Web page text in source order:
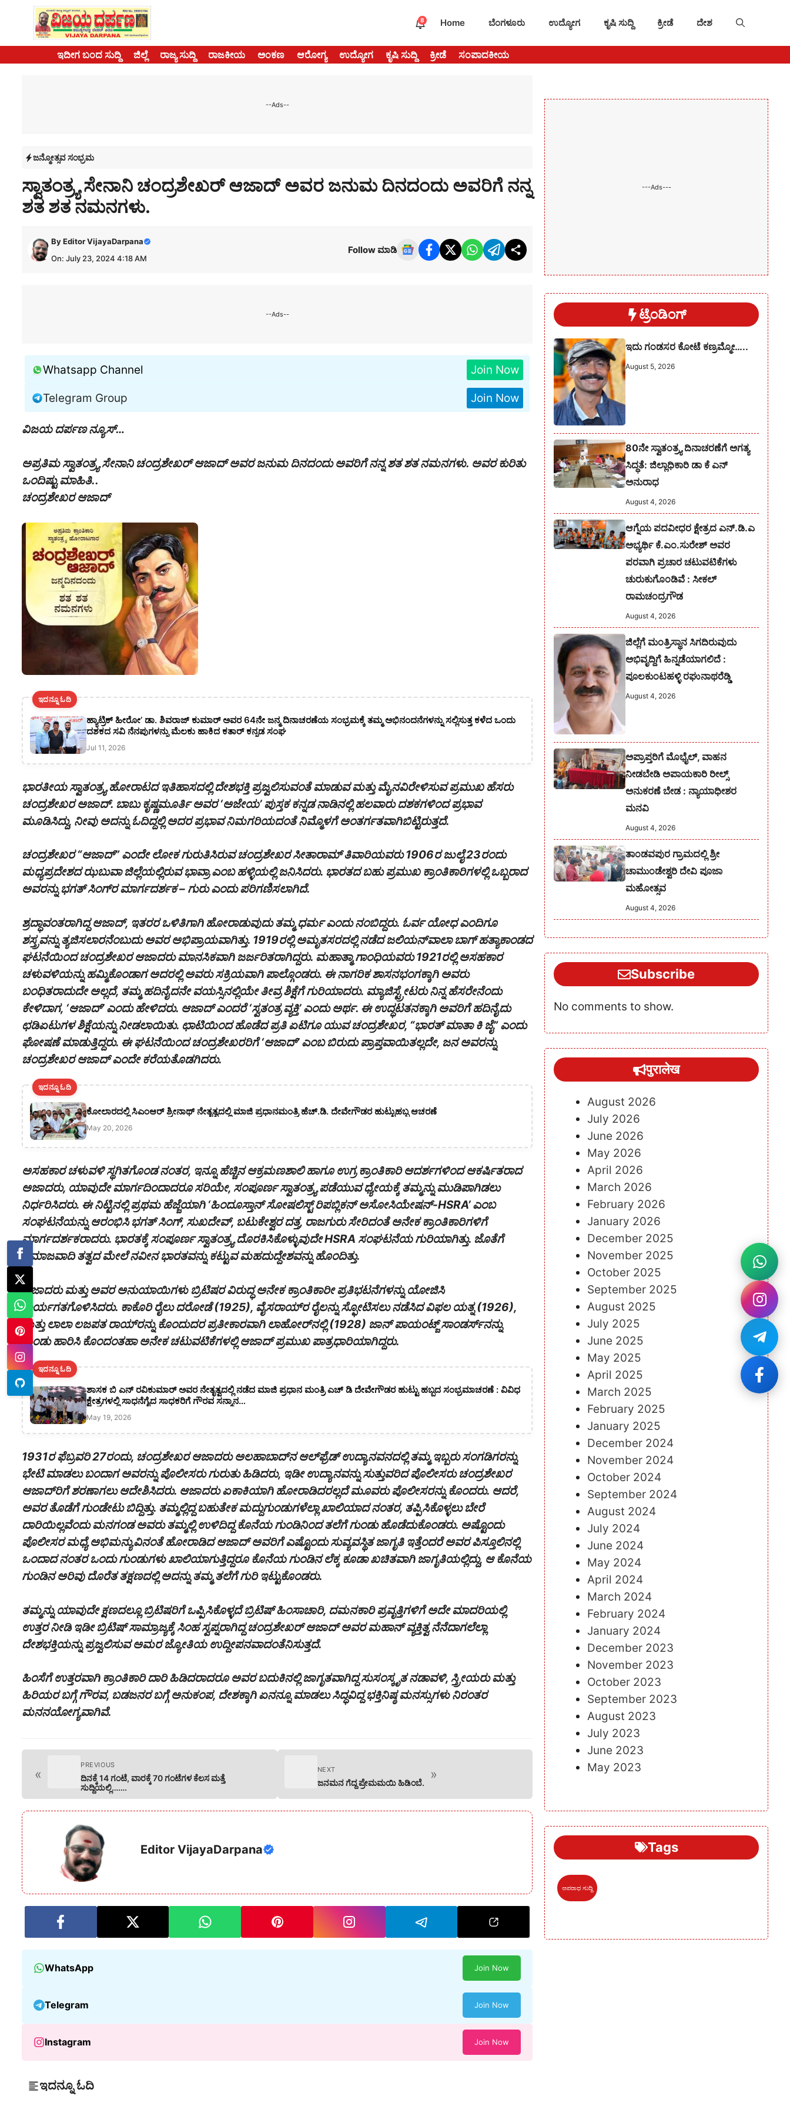
content
8 Home ಬೆಂಗಳೂರು ಉದ್ಯೋಗ ಕೃಷಿ ಸುದ್ದಿ ಕ್ರೀಡೆ ದೇಶ
ಇದೀಗ ಬಂದ ಸುದ್ದಿ ಜಿಲ್ಲೆ ರಾಜ್ಯ ಸುದ್ದಿ ರಾಜಕೀಯ ಅಂಕಣ ಆರೋಗ್ಯ ಉದ್ಯೋಗ ಕೃಷಿ ಸುದ್ದಿ ಕ್ರೀಡೆ ಸಂಪಾದಕೀಯ
--Ads--
ಜನ್ಮೋತ್ಸವ ಸಂಭ್ರಮ
ಸ್ವಾತಂತ್ರ್ಯ ಸೇನಾನಿ ಚಂದ್ರಶೇಖರ್ ಆಜಾದ್ ಅವರ ಜನುಮ ದಿನದಂದು ಅವರಿಗೆ ನನ್ನ
ಶತ ಶತ ನಮನಗಳು.
ByEditor VijayaDarpana
On: July 23, 2024 4:18 AM
Follow ಮಾಡಿ
--Ads--
Whatsapp Channel Join Now
Telegram Group Join Now
ವಿಜಯ ದರ್ಪಣ ನ್ಯೂಸ್…
ಅಪ್ರತಿಮ ಸ್ವಾತಂತ್ರ್ಯ ಸೇನಾನಿ ಚಂದ್ರಶೇಖರ್ ಆಜಾದ್ ಅವರ ಜನುಮ ದಿನದಂದು ಅವರಿಗೆ ನನ್ನ ಶತ ಶತ ನಮನಗಳು. ಅವರ ಕುರಿತು
ಒಂದಿಷ್ಟು ಮಾಹಿತಿ..
ಚಂದ್ರಶೇಖರ ಆಜಾದ್
ಇದನ್ನೂ ಓದಿ
ಹ್ಯಾಟ್ರಿಕ್ ಹೀರೋ’ ಡಾ. ಶಿವರಾಜ್ ಕುಮಾರ್ ಅವರ 64ನೇ ಜನ್ಮ ದಿನಾಚರಣೆಯ ಸಂಭ್ರಮಕ್ಕೆ ತಮ್ಮ ಅಭಿನಂದನೆಗಳನ್ನು ಸಲ್ಲಿಸುತ್ತ ಕಳೆದ ಒಂದು
ದಶಕದ ಸವಿ ನೆನಪುಗಳನ್ನು ಮೆಲಕು ಹಾಕಿದ ಕತಾರ್ ಕನ್ನಡ ಸಂಘ
Jul 11, 2026
ಭಾರತೀಯ ಸ್ವಾತಂತ್ರ್ಯ ಹೋರಾಟದ ಇತಿಹಾಸದಲ್ಲಿ ದೇಶಭಕ್ತಿ ಪ್ರಜ್ವಲಿಸುವಂತೆ ಮಾಡುವ ಮತ್ತು ಮೈನವಿರೇಳಿಸುವ ಪ್ರಮುಖ ಹೆಸರು
ಚಂದ್ರಶೇಖರ ಅಜಾದ್. ಬಾಬು ಕೃಷ್ಣಮೂರ್ತಿ ಅವರ ‘ಅಜೇಯ’ ಪುಸ್ತಕ ಕನ್ನಡ ನಾಡಿನಲ್ಲಿ ಹಲವಾರು ದಶಕಗಳಿಂದ ಪ್ರಭಾವ
ಮೂಡಿಸಿದ್ದು, ನೀವು ಅದನ್ನು ಓದಿದ್ದಲ್ಲಿ ಅದರ ಪ್ರಭಾವ ನಿಮಗರಿಯದಂತೆ ನಿಮ್ಮೊಳಗೆ ಅಂತರ್ಗತವಾಗಿಬಿಟ್ಟಿರುತ್ತದೆ.
ಚಂದ್ರಶೇಖರ “ಆಜಾದ್” ಎಂದೇ ಲೋಕ ಗುರುತಿಸಿರುವ ಚಂದ್ರಶೇಖರ ಸೀತಾರಾಮ್‌‌ ತಿವಾರಿಯವರು 1906ರ ಜುಲೈ 23ರಂದು
ಮಧ್ಯಪ್ರದೇಶದ ಝಬುವಾ ಜಿಲ್ಲೆಯಲ್ಲಿರುವ ಭಾವ್ರಾ ಎಂಬ ಹಳ್ಳಿಯಲ್ಲಿ ಜನಿಸಿದರು. ಭಾರತದ ಬಹು ಪ್ರಮುಖ ಕ್ರಾಂತಿಕಾರಿಗಳಲ್ಲಿ ಒಬ್ಬರಾದ
ಅವರನ್ನು ಭಗತ್‌‌ ಸಿಂಗ್‌‌ರ ಮಾರ್ಗದರ್ಶಕ – ಗುರು ಎಂದು ಪರಿಗಣಿಸಲಾಗಿದೆ.
ಶ್ರದ್ಧಾವಂತರಾಗಿದ್ದ ಆಜಾದ್, ಇತರರ ಒಳಿತಿಗಾಗಿ ಹೋರಾಡುವುದು ತಮ್ಮ ಧರ್ಮ ಎಂದು ನಂಬಿದ್ದರು. ಓರ್ವ ಯೋಧ ಎಂದಿಗೂ
ಶಸ್ತ್ರವನ್ನು ತ್ಯಜಿಸಲಾರನೆಂಬುದು ಅವರ ಅಭಿಪ್ರಾಯವಾಗಿತ್ತು. 1919ರಲ್ಲಿ ಅಮೃತಸರದಲ್ಲಿ ನಡೆದ ಜಲಿಯನ್‌ವಾಲಾ ಬಾಗ್‌‌‌‌ ಹತ್ಯಾಕಾಂಡದ
ಘಟನೆಯಿಂದ ಚಂದ್ರಶೇಖರ ಆಜಾದರು ಮಾನಸಿಕವಾಗಿ ಜರ್ಜರಿತರಾಗಿದ್ದರು. ಮಹಾತ್ಮಾ ಗಾಂಧಿಯವರು 1921ರಲ್ಲಿ ಅಸಹಕಾರ
ಚಳುವಳಿಯನ್ನು ಹಮ್ಮಿಕೊಂಡಾಗ ಅದರಲ್ಲಿ ಅವರು ಸಕ್ರಿಯವಾಗಿ ಪಾಲ್ಗೊಂಡರು. ಈ ನಾಗರಿಕ ಶಾಸನಭಂಗಕ್ಕಾಗಿ ಅವರು
ಬಂಧಿತರಾದುದೇ ಅಲ್ಲದೆ, ತಮ್ಮ ಹದಿನೈದನೇ ವಯಸ್ಸಿನಲ್ಲಿಯೇ ತೀವ್ರ ಶಿಕ್ಷೆಗೆ ಗುರಿಯಾದರು. ಮ್ಯಾಜಿಸ್ಟ್ರೇಟರು ನಿನ್ನ ಹೆಸರೇನೆಂದು
ಕೇಳಿದಾಗ, ‘ಆಜಾದ್’ ಎಂದು ಹೇಳಿದರು. ಆಜಾದ್ ಎಂದರೆ ‘ಸ್ವತಂತ್ರ ವ್ಯಕ್ತಿ’ ಎಂದು ಅರ್ಥ. ಈ ಉದ್ಧಟತನಕ್ಕಾಗಿ ಅವರಿಗೆ ಹದಿನೈದು
ಛಡಿಏಟುಗಳ ಶಿಕ್ಷೆಯನ್ನು ನೀಡಲಾಯಿತು. ಛಾಟಿಯಿಂದ ಹೊಡೆದ ಪ್ರತಿ ಏಟಿಗೂ ಯುವ ಚಂದ್ರಶೇಖರ, “ಭಾರತ್‌ ಮಾತಾ ಕಿ ಜೈ” ಎಂದು
ಘೋಷಣೆ ಮಾಡುತ್ತಿದ್ದರು. ಈ ಘಟನೆಯಿಂದ ಚಂದ್ರಶೇಖರರಿಗೆ ‘ಆಜಾದ್’‌‌ ಎಂಬ ಬಿರುದು ಪ್ರಾಪ್ತವಾಯಿತಲ್ಲದೇ, ಜನ ಅವರನ್ನು
ಚಂದ್ರಶೇಖರ ಆಜಾದ್‌‌‌ ಎಂದೇ ಕರೆಯತೊಡಗಿದರು.
ಇದನ್ನೂ ಓದಿ
ಕೋಲಾರದಲ್ಲಿ ಸಿಎಂಆರ್ ಶ್ರೀನಾಥ್ ನೇತೃತ್ವದಲ್ಲಿ ಮಾಜಿ ಪ್ರಧಾನಮಂತ್ರಿ ಹೆಚ್.ಡಿ. ದೇವೇಗೌಡರ ಹುಟ್ಟುಹಬ್ಬ ಆಚರಣೆ
May 20, 2026
ಅಸಹಕಾರ ಚಳುವಳಿ ಸ್ಥಗಿತಗೊಂಡ ನಂತರ, ಇನ್ನೂ ಹೆಚ್ಚಿನ ಆಕ್ರಮಣಶಾಲಿ ಹಾಗೂ ಉಗ್ರ ಕ್ರಾಂತಿಕಾರಿ ಆದರ್ಶಗಳಿಂದ ಆಕರ್ಷಿತರಾದ
ಅಜಾದರು, ಯಾವುದೇ ಮಾರ್ಗದಿಂದಾದರೂ ಸರಿಯೇ, ಸಂಪೂರ್ಣ ಸ್ವಾತಂತ್ರ್ಯ ಪಡೆಯುವ ಧ್ಯೇಯಕ್ಕೆ ತಮ್ಮನ್ನು ಮುಡಿಪಾಗಿಡಲು
ನಿರ್ಧರಿಸಿದರು. ಈ ನಿಟ್ಟಿನಲ್ಲಿ ಪ್ರಥಮ ಹೆಜ್ಜೆಯಾಗಿ ‘ಹಿಂದೂಸ್ತಾನ್‌‌ ಸೋಷಲಿಸ್ಟ್‌‌ ರಿಪಬ್ಲಿಕನ್‌ ಅಸೋಸಿಯೇಷನ್-‌HSRA’ ಎಂಬ
ಸಂಘಟನೆಯನ್ನು ಆರಂಭಿಸಿ ಭಗತ್‌‌ ಸಿಂಗ್‌‌, ಸುಖದೇವ್‌‌, ಬಟುಕೇಶ್ವರ ದತ್ತ, ರಾಜ‌ಗುರು ಸೇರಿದಂತೆ ಅನೇಕ ಕ್ರಾಂತಿಕಾರಿಗಳಿಗೆ
ಮಾರ್ಗದರ್ಶಕರಾದರು. ಭಾರತಕ್ಕೆ ಸಂಪೂರ್ಣ ಸ್ವಾತಂತ್ರ್ಯ ದೊರಕಿಸಿಕೊಳ್ಳುವುದೇ HSRA ಸಂಘಟನೆಯ ಗುರಿಯಾಗಿತ್ತು. ಜೊತೆಗೆ
ಸಮಾಜವಾದಿ ತತ್ವದ ಮೇಲೆ ನವೀನ ಭಾರತವನ್ನು ಕಟ್ಟುವ ಮಹದುದ್ದೇಶವನ್ನು ಹೊಂದಿತ್ತು.
ಆಜಾದರು ಮತ್ತು ಅವರ ಅನುಯಾಯಿಗಳು ಬ್ರಿಟಿಷರ ವಿರುದ್ಧ ಅನೇಕ ಕ್ರಾಂತಿಕಾರೀ ಪ್ರತಿಭಟನೆಗಳನ್ನು ಯೋಜಿಸಿ
ಕಾರ್ಯಗತಗೊಳಿಸಿದರು. ಕಾಕೊರಿ ರೈಲು ದರೋಡೆ (1925), ವೈಸರಾಯ್‌ರ ರೈಲನ್ನು ಸ್ಫೋಟಿಸಲು ನಡೆಸಿದ ವಿಫಲ ಯತ್ನ (1926),
ಮತ್ತು ಲಾಲಾ ಲಜಪತ ರಾಯ್‌‌ರನ್ನು ಕೊಂದುದರ ಪ್ರತೀಕಾರವಾಗಿ ಲಾಹೋರ್‌‌ನಲ್ಲಿ (1928) ಜಾನ್‌ ಪಾಯಂಟ್ಜ್‌ ಸಾಂಡರ್ಸ್‌‌ನನ್ನು
ಗುಂಡು ಹಾರಿಸಿ ಕೊಂದಂತಹಾ ಅನೇಕ ಚಟುವಟಿಕೆಗಳಲ್ಲಿ ಆಜಾದ್ ಪ್ರಮುಖ ಪಾತ್ರಧಾರಿಯಾಗಿದ್ದರು.
ಇದನ್ನೂ ಓದಿ
ಶಾಸಕ ಬಿ ಎನ್ ರವಿಕುಮಾರ್ ಅವರ ನೇತೃತ್ವದಲ್ಲಿ ನಡೆದ ಮಾಜಿ ಪ್ರಧಾನ ಮಂತ್ರಿ ಎಚ್ ಡಿ ದೇವೇಗೌಡರ ಹುಟ್ಟು ಹಬ್ಬದ ಸಂಭ್ರಮಾಚರಣೆ : ವಿವಿಧ
ಕ್ಷೇತ್ರಗಳಲ್ಲಿ ಸಾಧನೆಗೈದ ಸಾಧಕರಿಗೆ ಗೌರವ ಸನ್ಮಾನ…
May 19, 2026
1931ರ ಫೆಬ್ರವರಿ 27ರಂದು, ಚಂದ್ರಶೇಖರ ಆಜಾದರು‌ ಅಲಹಾಬಾದ್‌‌ನ ಆಲ್‌ಫ್ರೆಡ್‌ ಉದ್ಯಾನವನದಲ್ಲಿ ತಮ್ಮ ಇಬ್ಬರು ಸಂಗಡಿಗರನ್ನು
ಭೇಟಿ ಮಾಡಲು ಬಂದಾಗ ಅವರನ್ನು ಪೊಲೀಸರು ಗುರುತು ಹಿಡಿದರು‌, ಇಡೀ ಉದ್ಯಾನವನ್ನು ಸುತ್ತುವರಿದ ಪೊಲೀಸರು ಚಂದ್ರಶೇಖರ
ಆಜಾದ್‌‌‌ರಿಗೆ ಶರಣಾಗಲು ಆದೇಶಿಸಿದರು. ಆಜಾದರು ಏಕಾಕಿಯಾಗಿ ಹೋರಾಡಿದರಲ್ಲದೆ ಮೂವರು ಪೊಲೀಸರನ್ನು ಕೊಂದರು. ಆದರೆ,
ಅವರ ತೊಡೆಗೆ ಗುಂಡೇಟು ಬಿದ್ದಿತ್ತು. ತಮ್ಮಲ್ಲಿದ್ದ ಬಹುತೇಕ ಮದ್ದುಗುಂಡುಗಳೆಲ್ಲಾ ಖಾಲಿಯಾದ ನಂತರ, ತಪ್ಪಿಸಿಕೊಳ್ಳಲು ಬೇರೆ
ದಾರಿಯಿಲ್ಲವೆಂದು ಮನಗಂಡ ಅವರು ತಮ್ಮಲ್ಲಿ ಉಳಿದಿದ್ದ ಕೊನೆಯ ಗುಂಡಿನಿಂದ ತಲೆಗೆ ಗುಂಡು ಹೊಡೆದುಕೊಂಡರು. ಅಷ್ಟೊಂದು
ಪೊಲೀಸರ ಮಧ್ಯೆ ಅಭಿಮನ್ಯುವಿನಂತೆ ಹೋರಾಡಿದ ಆಜಾದ್ ಅವರಿಗೆ ಎಷ್ಟೊಂದು ಸುವ್ಯವಸ್ಥಿತ ಜಾಗೃತಿ ಇತ್ತೆಂದರೆ ಅವರ ಪಿಸ್ತೂಲಿನಲ್ಲಿ
ಒಂದಾದ ನಂತರ ಒಂದು ಗುಂಡುಗಳು ಖಾಲಿಯಾಗುತ್ತಿದ್ದರೂ ಕೊನೆಯ ಗುಂಡಿನ ಲೆಕ್ಕ ಕೂಡಾ ಖಚಿತವಾಗಿ ಜಾಗೃತಿಯಲ್ಲಿದ್ದು, ಆ ಕೊನೆಯ
ಗುಂಡಿನ ಅರಿವು ದೊರೆತ ತಕ್ಷಣದಲ್ಲಿ ಅದನ್ನು ತಮ್ಮ ತಲೆಗೆ ಗುರಿ ಇಟ್ಟುಕೊಂಡರು.
ತಮ್ಮನ್ನು ಯಾವುದೇ ಕ್ಷಣದಲ್ಲೂ ಬ್ರಿಟಿಷರಿಗೆ ಒಪ್ಪಿಸಿಕೊಳ್ಳದೆ ಬ್ರಿಟಿಷ್ ಹಿಂಸಾಚಾರಿ, ದಮನಕಾರಿ ಪ್ರವೃತ್ತಿಗಳಿಗೆ ಅದೇ ಮಾದರಿಯಲ್ಲಿ
ಉತ್ತರ ನೀಡಿ ಇಡೀ ಬ್ರಿಟಿಷ್ ಸಾಮ್ರಾಜ್ಯಕ್ಕೆ ಸಿಂಹ ಸ್ವಪ್ನರಾಗಿದ್ದ ಚಂದ್ರಶೇಖರ್ ಆಜಾದ್ ಅವರ ಮಹಾನ್ ವ್ಯಕ್ತಿತ್ವ ನೆನೆದಾಗಲೆಲ್ಲಾ
ದೇಶಭಕ್ತಿಯನ್ನು ಪ್ರಜ್ವಲಿಸುವ ಅಮರ ಜ್ಯೋತಿಯ ಉದ್ದೀಪನವಾದಂತೆನಿಸುತ್ತದೆ.
ಹಿಂಸೆಗೆ ಉತ್ತರವಾಗಿ ಕ್ರಾಂತಿಕಾರಿ ದಾರಿ ಹಿಡಿದರಾದರೂ ಅವರ ಬದುಕಿನಲ್ಲಿ ಜಾಗೃತವಾಗಿದ್ದ ಸುಸಂಸ್ಕೃತ ನಡಾವಳಿ, ಸ್ತ್ರೀಯರು ಮತ್ತು
ಹಿರಿಯರ ಬಗ್ಗೆ ಗೌರವ, ಬಡಜನರ ಬಗ್ಗೆ ಅನುಕಂಪ, ದೇಶಕ್ಕಾಗಿ ಏನನ್ನೂ ಮಾಡಲು ಸಿದ್ಧವಿದ್ದ ಭಕ್ತಿನಿಷ್ಠ ಮನಸ್ಸುಗಳು ನಿರಂತರ
ಮನನಯೋಗ್ಯವಾಗಿವೆ.
«
PREVIOUS
ದಿನಕ್ಕೆ 14 ಗಂಟೆ, ವಾರಕ್ಕೆ 70 ಗಂಟೆಗಳ ಕೆಲಸ ಮತ್ತೆ
ಸುದ್ದಿಯಲ್ಲಿ…….
NEXT
ಜನಮನ ಗೆದ್ದ ಪ್ರೇಮಮಯಿ ಹಿಡಿಂಬೆ.
»
Editor VijayaDarpana
WhatsApp Join Now
Telegram Join Now
Instagram Join Now
ಇದನ್ನೂ ಓದಿ
---Ads---
ಟ್ರೆಂಡಿಂಗ್
ಇದು ಗಂಡಸರ ಕೋಟೆ ಕಣ್ರಮ್ಮೋ…..
August 5, 2026
80ನೇ ಸ್ವಾತಂತ್ರ್ಯ ದಿನಾಚರಣೆಗೆ ಅಗತ್ಯ
ಸಿದ್ಧತೆ: ಜಿಲ್ಲಾಧಿಕಾರಿ ಡಾ ಕೆ ಎನ್
ಅನುರಾಧ
August 4, 2026
ಆಗ್ನೆಯ ಪದವೀಧರ ಕ್ಷೇತ್ರದ ಎನ್.ಡಿ.ಎ
ಅಭ್ಯರ್ಥಿ ಕೆ.ಎಂ.ಸುರೇಶ್‌ ಅವರ
ಪರವಾಗಿ ಪ್ರಚಾರ ಚಟುವಟಿಕೆಗಳು
ಚುರುಕುಗೊಂಡಿವೆ : ಸೀಕಲ್
ರಾಮಚಂದ್ರಗೌಡ
August 4, 2026
ಜಿಲ್ಲೆಗೆ ಮಂತ್ರಿಸ್ಥಾನ ಸಿಗದಿರುವುದು
ಅಭಿವೃದ್ದಿಗೆ ಹಿನ್ನಡೆಯಾಗಲಿದೆ :
ಪೂಲಕುಂಟಹಳ್ಳಿ ರಘುನಾಥರೆಡ್ಡಿ
August 4, 2026
ಅಪ್ರಾಪ್ತರಿಗೆ ಮೊಭೈಲ್, ವಾಹನ
ನೀಡಬೇಡಿ ಅಪಾಯಕಾರಿ ರೀಲ್ಸ್
ಅನುಕರಣೆ ಬೇಡ : ನ್ಯಾಯಾಧೀಶರ
ಮನವಿ
August 4, 2026
ತಾಂಡವಪುರ ಗ್ರಾಮದಲ್ಲಿ ಶ್ರೀ
ಚಾಮುಂಡೇಶ್ವರಿ ದೇವಿ ಪೂಜಾ
ಮಹೋತ್ಸವ
August 4, 2026
Subscribe
No comments to show.
पुरालेख
August 2026
July 2026
June 2026
May 2026
April 2026
March 2026
February 2026
January 2026
December 2025
November 2025
October 2025
September 2025
August 2025
July 2025
June 2025
May 2025
April 2025
March 2025
February 2025
January 2025
December 2024
November 2024
October 2024
September 2024
August 2024
July 2024
June 2024
May 2024
April 2024
March 2024
February 2024
January 2024
December 2023
November 2023
October 2023
September 2023
August 2023
July 2023
June 2023
May 2023
Tags
ಅಪರಾಧ ಸುದ್ದಿ